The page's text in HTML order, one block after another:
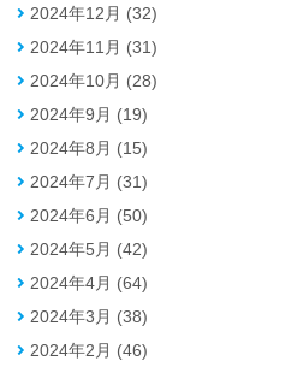
2024年12月 (32)
2024年11月 (31)
2024年10月 (28)
2024年9月 (19)
2024年8月 (15)
2024年7月 (31)
2024年6月 (50)
2024年5月 (42)
2024年4月 (64)
2024年3月 (38)
2024年2月 (46)